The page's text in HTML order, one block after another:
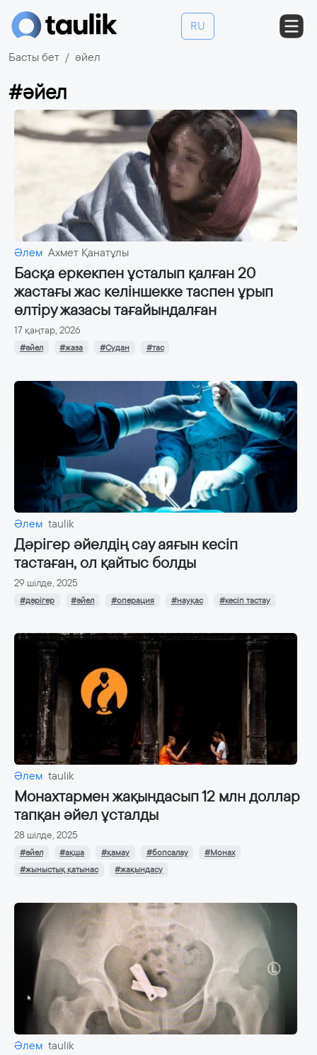
RU
Басты бет әйел
#әйел
Әлем Ахмет Қанатұлы
Басқа еркекпен ұсталып қалған 20
жастағы жас келіншекке таспен ұрып
өлтіру жазасы тағайындалған
17 қаңтар, 2026
#әйел #жаза #Судан #тас
Әлем taulik
Дәрігер әйелдің сау аяғын кесіп
тастаған, ол қайтыс болды
29 шілде, 2025
#дәрігер #әйел #операция #науқас #кесіп тастау
Әлем taulik
Монахтармен жақындасып 12 млн доллар
тапқан әйел ұсталды
28 шілде, 2025
#әйел #ақша #қамау #бопсалау
#Монах
#жыныстық қатынас
#жақындасу
Әлем taulik